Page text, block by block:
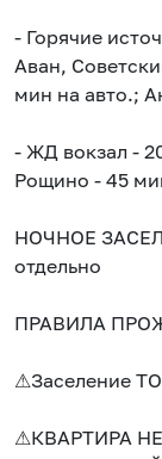
- Горячие
Аван,
мин на авто.;
- ЖД вокзал -
Рощино - 45
НОЧНОЕ
отдельно
ПРАВИЛА
⚠Заселение
⚠КВАРТИРА